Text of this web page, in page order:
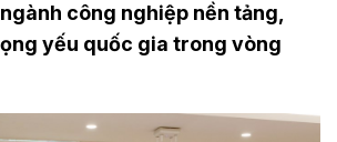
công nghiệp nền tảng,
yếu quốc gia trong vòng